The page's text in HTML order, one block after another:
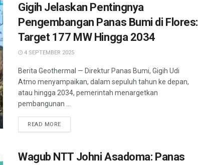
Gigih Jelaskan Pentingnya
Pengembangan Panas Bumi di Flores:
Target 177 MW Hingga 2034
4 SEPTEMBER 2025
Berita Geothermal — Direktur Panas Bumi, Gigih Udi
Atmo menyampaikan, dalam sepuluh tahun ke depan,
atau hingga 2034, pemerintah menargetkan
pembangunan ...
READ MORE
Wagub NTT Johni Asadoma: Panas